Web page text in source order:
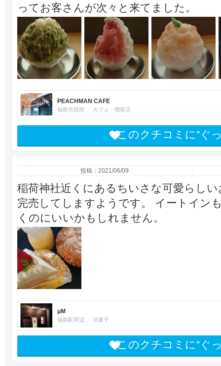
ってお客さんが次々と来てました。
PEACHMAN CAFE
福島市西部 カフェ・喫茶店
このクチコミに“ぐ
投稿：2021/06/09
稲荷神社近くにあるちいさな可愛らし
完売してしますようです。 イートイン
くのにいいかもしれません。
μM
福島駅周辺 洋菓子
このクチコミに“ぐ